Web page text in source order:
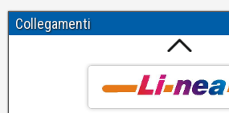
Collegamenti